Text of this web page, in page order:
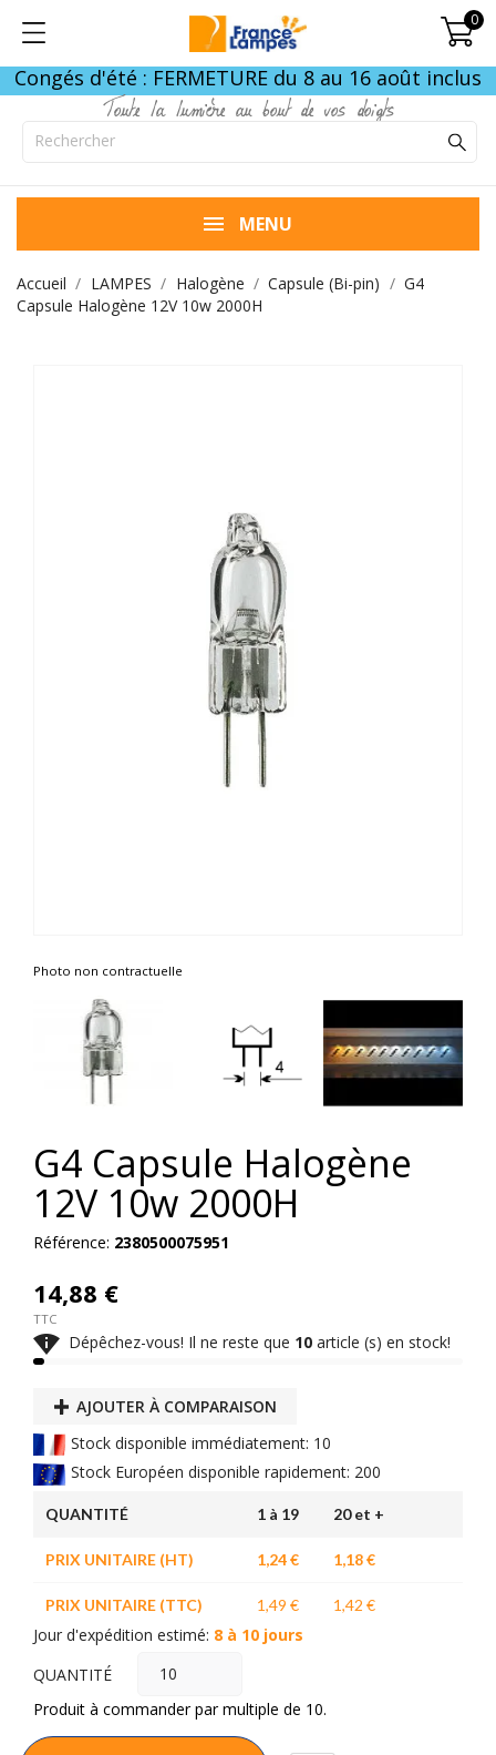
0
Congés d'été : FERMETURE du 8 au 16 août inclus
Toute la lumière au bout de vos doigts
MENU
Accueil LAMPES Halogène Capsule (Bi-pin)
G4
Capsule Halogène 12V 10w 2000H
Photo non contractuelle
G4 Capsule Halogène
12V 10w 2000H
Référence: 2380500075951
14,88 €
TTC
 Dépêchez-vous! Il ne reste que 10 article (s) en stock!
AJOUTER À COMPARAISON
Stock disponible immédiatement: 10
Stock Européen disponible rapidement: 200
QUANTITÉ 1 à 19 20 et +
PRIX UNITAIRE (HT) 1,24 € 1,18 €
PRIX UNITAIRE (TTC) 1,49 € 1,42 €
Jour d'expédition estimé: 8 à 10 jours
QUANTITÉ
Produit à commander par multiple de 10.